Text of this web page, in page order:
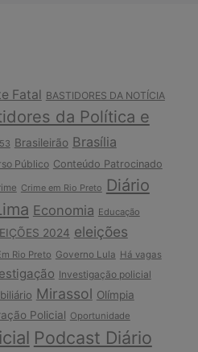
Fatal BASTIDORES DA NOTÍCIA
da Política e
Brasileirão Brasília
Público Conteúdo Patrocinado
Crime em Rio Preto Diário
Economia Educação
2024 eleições
Rio Preto Governo Lula Há vagas
Investigação policial
Mirassol Olímpia
Policial Oportunidade
Podcast Diário